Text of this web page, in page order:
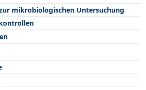
mikrobiologischen Untersuchung